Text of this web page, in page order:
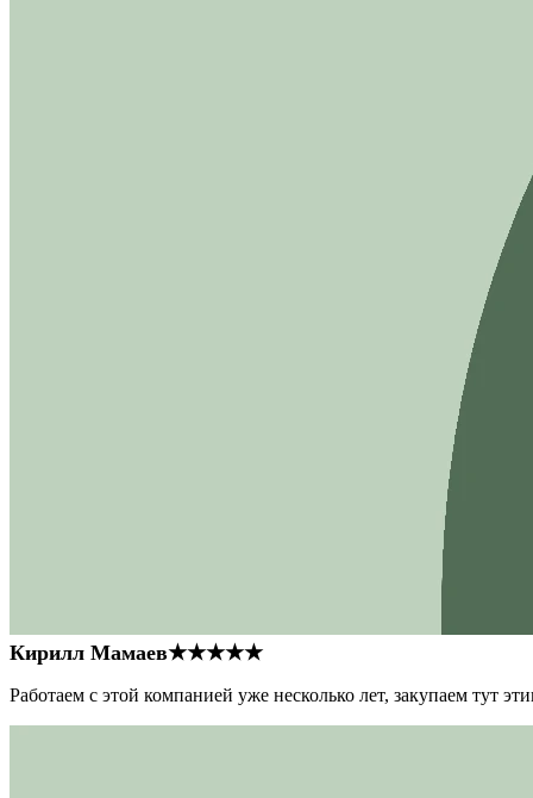
Кирилл Мамаев★★★★★
Работаем с этой компанией уже несколько лет, закупаем тут